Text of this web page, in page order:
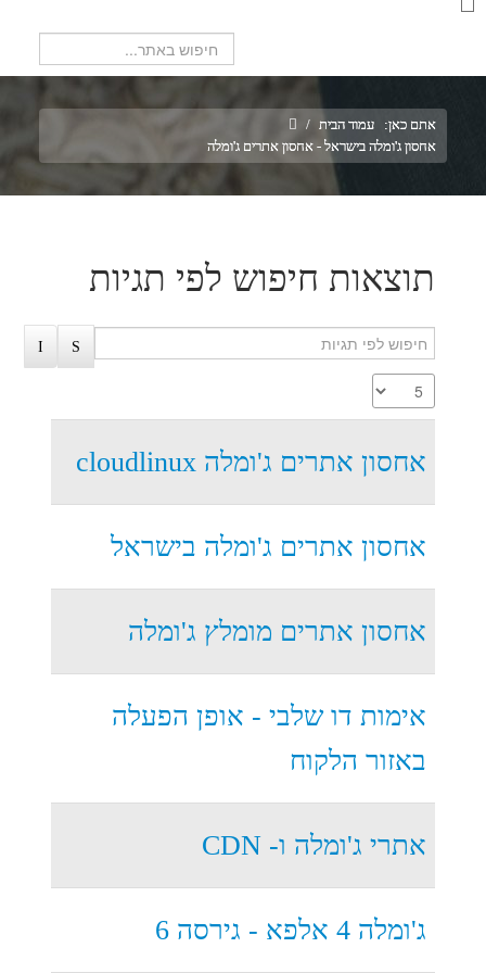
אתם כאן: עמוד הבית /
אחסון ג'ומלה בישראל - אחסון אתרים ג'ומלה
תוצאות חיפוש לפי תגיות
אחסון אתרים ג'ומלה cloudlinux
אחסון אתרים ג'ומלה בישראל
אחסון אתרים מומלץ ג'ומלה
אימות דו שלבי - אופן הפעלה
באזור הלקוח
אתרי ג'ומלה ו- CDN
ג'ומלה 4 אלפא - גירסה 6